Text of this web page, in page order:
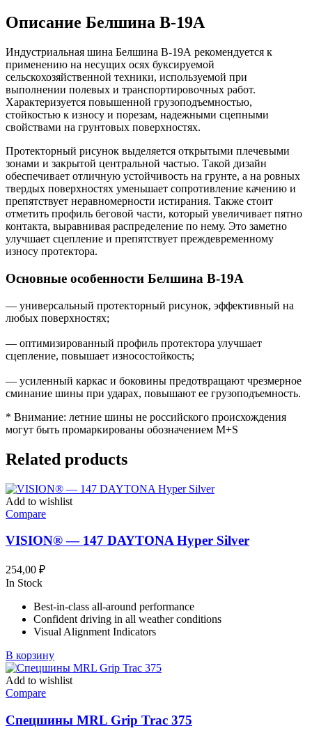
Описание Белшина В-19А
Индустриальная шина Белшина В-19А рекомендуется к
применению на несущих осях буксируемой
сельскохозяйственной техники, используемой при
выполнении полевых и транспортировочных работ.
Характеризуется повышенной грузоподъемностью,
стойкостью к износу и порезам, надежными сцепными
свойствами на грунтовых поверхностях.
Протекторный рисунок выделяется открытыми плечевыми
зонами и закрытой центральной частью. Такой дизайн
обеспечивает отличную устойчивость на грунте, а на ровных
твердых поверхностях уменьшает сопротивление качению и
препятствует неравномерности истирания. Также стоит
отметить профиль беговой части, который увеличивает пятно
контакта, выравнивая распределение по нему. Это заметно
улучшает сцепление и препятствует преждевременному
износу протектора.
Основные особенности Белшина В-19А
— универсальный протекторный рисунок, эффективный на
любых поверхностях;
— оптимизированный профиль протектора улучшает
сцепление, повышает износостойкость;
— усиленный каркас и боковины предотвращают чрезмерное
сминание шины при ударах, повышают ее грузоподъемность.
* Внимание: летние шины не российского происхождения
могут быть промаркированы обозначением M+S
Related products
Add to wishlist
Compare
VISION® — 147 DAYTONA Hyper Silver
254,00 ₽
In Stock
Best-in-class all-around performance
Confident driving in all weather conditions
Visual Alignment Indicators
В корзину
Add to wishlist
Compare
Спецшины MRL Grip Trac 375